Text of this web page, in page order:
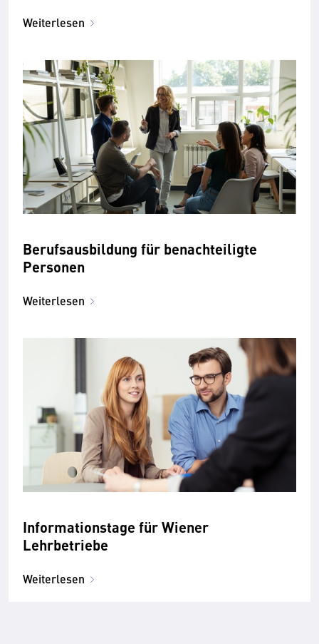
Weiterlesen
Berufsausbildung für benachteiligte
Personen
Weiterlesen
Informationstage für Wiener
Lehrbetriebe
Weiterlesen